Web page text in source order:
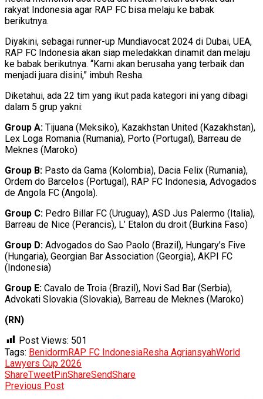
rakyat Indonesia agar RAP FC bisa melaju ke babak
berikutnya.
Diyakini, sebagai runner-up Mundiavocat 2024 di Dubai, UEA,
RAP FC Indonesia akan siap meledakkan dinamit dan melaju
ke babak berikutnya. “Kami akan berusaha yang terbaik dan
menjadi juara disini,” imbuh Resha.
Diketahui, ada 22 tim yang ikut pada kategori ini yang dibagi
dalam 5 grup yakni:
Group A: Tijuana (Meksiko), Kazakhstan United (Kazakhstan),
Lex Loga Romania (Rumania), Porto (Portugal), Barreau de
Meknes (Maroko)
Group B: Pasto da Gama (Kolombia), Dacia Felix (Rumania),
Ordem do Barcelos (Portugal), RAP FC Indonesia, Advogados
de Angola FC (Angola).
Group C: Pedro Billar FC (Uruguay), ASD Jus Palermo (Italia),
Barreau de Nice (Perancis), L’ Etalon du droit (Burkina Faso)
Group D: Advogados do Sao Paolo (Brazil), Hungary’s Five
(Hungaria), Georgian Bar Association (Georgia), AKPI FC
(Indonesia)
Group E: Cavalo de Troia (Brazil), Novi Sad Bar (Serbia),
Advokati Slovakia (Slovakia), Barreau de Meknes (Maroko)
(RN)
Post Views: 501
Tags: BenidormRAP FC IndonesiaResha AgriansyahWorld
Lawyers Cup 2026
ShareTweetPinShareSendShare
Previous Post